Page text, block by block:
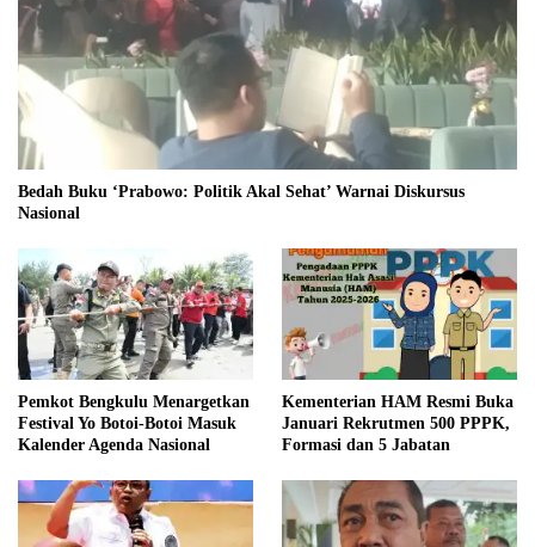
Bedah Buku ‘Prabowo: Politik Akal Sehat’ Warnai Diskursus
Nasional
Pemkot Bengkulu Menargetkan
Festival Yo Botoi-Botoi Masuk
Kalender Agenda Nasional
Kementerian HAM Resmi Buka
Januari Rekrutmen 500 PPPK,
Formasi dan 5 Jabatan